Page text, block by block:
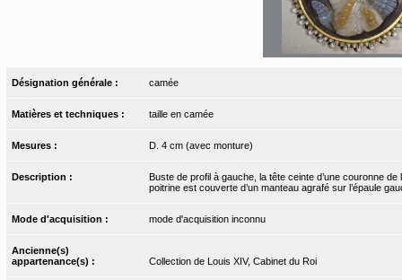
Désignation générale : camée
Matières et techniques : taille en camée
Mesures : D. 4 cm (avec monture)
Description :
Buste de profil à gauche, la tête ceinte d’une couronne
poitrine est couverte d’un manteau agrafé sur l’épaule
Mode d'acquisition : mode d'acquisition inconnu
Ancienne(s)
appartenance(s) :
Collection de Louis XIV, Cabinet du Roi